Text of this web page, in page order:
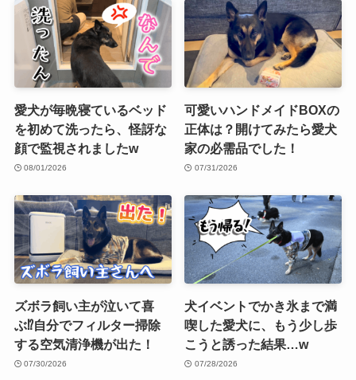
愛犬が毎晩寝ているベッド
を初めて洗ったら、怪訝な
顔で監視されましたw
08/01/2026
可愛いハンドメイドBOXの
正体は？開けてみたら愛犬
家の必需品でした！
07/31/2026
ズボラ飼い主が泣いて喜
ぶ⁉︎自分でフィルター掃除
する空気清浄機が出た！
07/30/2026
犬イベントでかき氷まで満
喫した愛犬に、もう少し歩
こうと誘った結果…w
07/28/2026